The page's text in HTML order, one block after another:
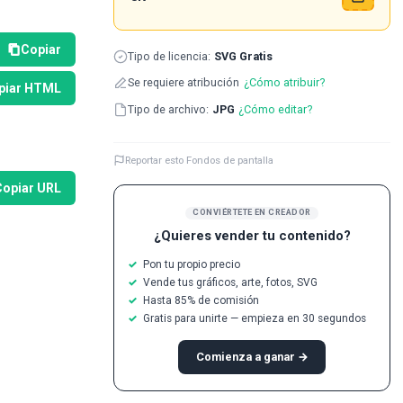
Copiar
HTML
URL
CONVIÉRTETE EN CREADOR
¿Quieres vender tu contenido?
Pon tu propio precio
Vende tus gráficos, arte, fotos, SVG
Hasta 85% de comisión
Gratis para unirte — empieza en 30 segundos
Comienza a ganar →
Tipo de licencia: SVG Gratis
Se requiere atribución ¿Cómo atribuir?
Tipo de archivo: JPG ¿Cómo editar?
Reportar esto Fondos de pantalla